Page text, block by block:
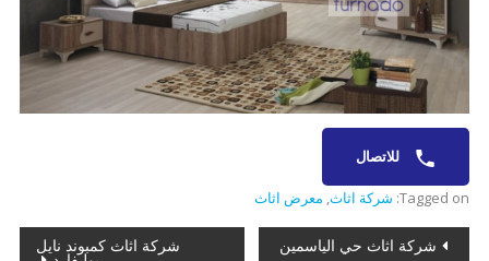
للاتصال
Tagged on: شركة اثاث, معرض اثاث
تصفّح
شركة اثاث حي الياسمين شركة اثاث كمبوند نايل